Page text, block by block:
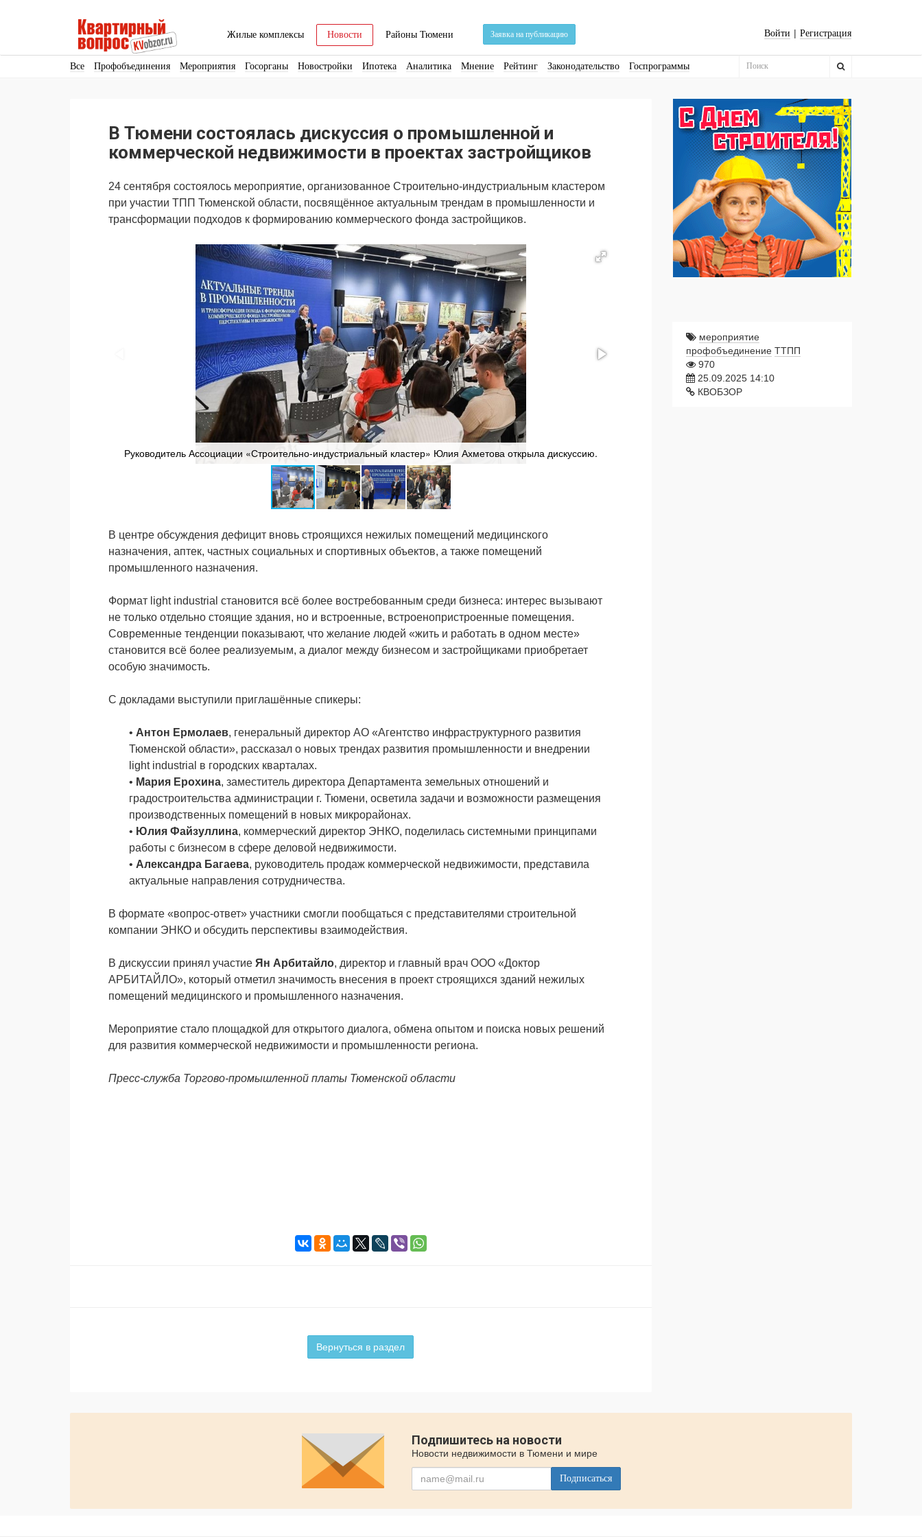
Жилые комплексы Новости Районы Тюмени Заявка на публикацию Войти | Регистрация
Все Профобъединения Мероприятия Госорганы Новостройки Ипотека Аналитика Мнение Рейтинг Законодательство Госпрограммы
В Тюмени состоялась дискуссия о промышленной и
коммерческой недвижимости в проектах застройщиков
24 сентября состоялось мероприятие, организованное Строительно-индустриальным кластером
при участии ТПП Тюменской области, посвящённое актуальным трендам в промышленности и
трансформации подходов к формированию коммерческого фонда застройщиков.
Руководитель Ассоциации «Строительно-индустриальный кластер» Юлия Ахметова открыла дискуссию.
В центре обсуждения дефицит вновь строящихся нежилых помещений медицинского
назначения, аптек, частных социальных и спортивных объектов, а также помещений
промышленного назначения.
Формат light industrial становится всё более востребованным среди бизнеса: интерес вызывают
не только отдельно стоящие здания, но и встроенные, встроенопристроенные помещения.
Современные тенденции показывают, что желание людей «жить и работать в одном месте»
становится всё более реализуемым, а диалог между бизнесом и застройщиками приобретает
особую значимость.
С докладами выступили приглашённые спикеры:
• Антон Ермолаев, генеральный директор АО «Агентство инфраструктурного развития
Тюменской области», рассказал о новых трендах развития промышленности и внедрении
light industrial в городских кварталах.
• Мария Ерохина, заместитель директора Департамента земельных отношений и
градостроительства администрации г. Тюмени, осветила задачи и возможности размещения
производственных помещений в новых микрорайонах.
• Юлия Файзуллина, коммерческий директор ЭНКО, поделилась системными принципами
работы с бизнесом в сфере деловой недвижимости.
• Александра Багаева, руководитель продаж коммерческой недвижимости, представила
актуальные направления сотрудничества.
В формате «вопрос-ответ» участники смогли пообщаться с представителями строительной
компании ЭНКО и обсудить перспективы взаимодействия.
В дискуссии принял участие Ян Арбитайло, директор и главный врач ООО «Доктор
АРБИТАЙЛО», который отметил значимость внесения в проект строящихся зданий нежилых
помещений медицинского и промышленного назначения.
Мероприятие стало площадкой для открытого диалога, обмена опытом и поиска новых решений
для развития коммерческой недвижимости и промышленности региона.
Пресс-служба Торгово-промышленной платы Тюменской области
Вернуться в раздел
мероприятие
профобъединение ТТПП
970
25.09.2025 14:10
КВОБЗОР
Подпишитесь на новости
Новости недвижимости в Тюмени и мире
Подписаться